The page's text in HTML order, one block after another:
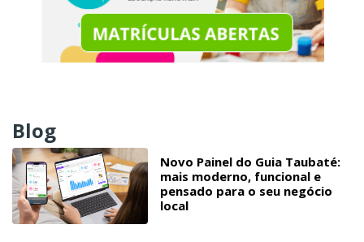
Blog
Novo Painel do Guia Taubaté:
mais moderno, funcional e
pensado para o seu negócio
local